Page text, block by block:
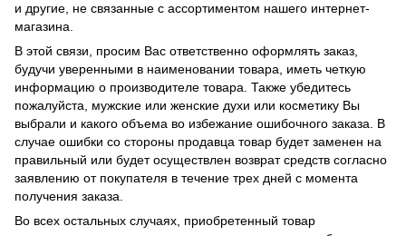
и другие, не связанные с ассортиментом нашего интернет-
магазина.
В этой связи, просим Вас ответственно оформлять заказ,
будучи уверенными в наименовании товара, иметь четкую
информацию о производителе товара. Также убедитесь
пожалуйста, мужские или женские духи или косметику Вы
выбрали и какого объема во избежание ошибочного заказа. В
случае ошибки со стороны продавца товар будет заменен на
правильный или будет осуществлен возврат средств согласно
заявлению от покупателя в течение трех дней с момента
получения заказа.
Во всех остальных случаях, приобретенный товар